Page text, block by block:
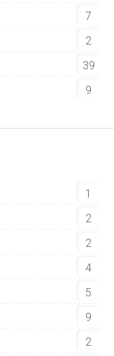
7
2
39
9
1
2
2
4
5
9
2